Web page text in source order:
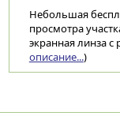
Небольшая
просмотра
экранная линза
описание...)